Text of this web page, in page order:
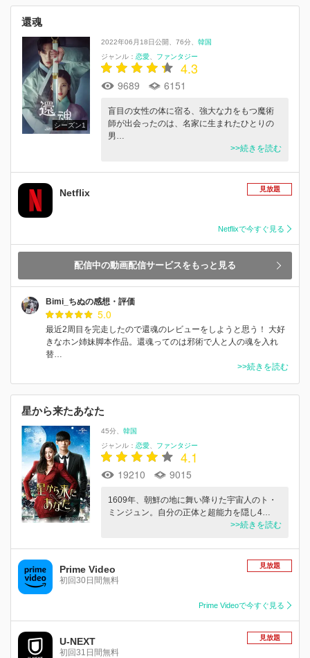
還魂
シーズン1
2022年06月18日公開 76分
韓国
ジャンル： 恋愛 ファンタジー
4.3
9689 6151
盲目の女性の体に宿る、強大な力をもつ魔術
師が出会ったのは、名家に生まれたひとりの
男…
>>続きを読む
Netflix 見放題
Netflixで今すぐ見る
配信中の動画配信サービスをもっと見る
Bimi_ちぬの感想・評価
5.0
最近2周目を完走したので還魂のレビューをしようと思う！ 大好
きなホン姉妹脚本作品。還魂ってのは邪術で人と人の魂を入れ
替…
>>続きを読む
星から来たあなた
45分
韓国
ジャンル： 恋愛 ファンタジー
4.1
19210 9015
1609年、朝鮮の地に舞い降りた宇宙人のト・
ミンジュン。自分の正体と超能力を隠し4…
>>続きを読む
Prime Video
初回30日間無料
見放題
Prime Videoで今すぐ見る
U-NEXT
初回31日間無料
見放題